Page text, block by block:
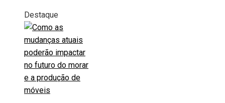
Destaque